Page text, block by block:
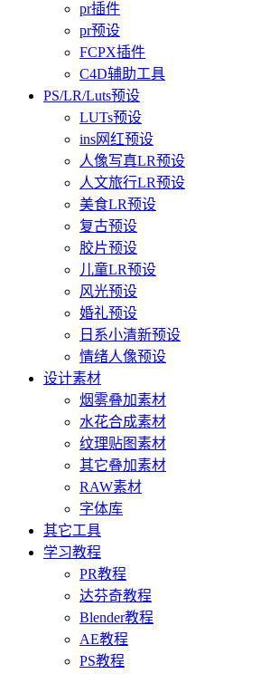
pr插件
pr预设
FCPX插件
C4D辅助工具
PS/LR/Luts预设
LUTs预设
ins网红预设
人像写真LR预设
人文旅行LR预设
美食LR预设
复古预设
胶片预设
儿童LR预设
风光预设
婚礼预设
日系小清新预设
情绪人像预设
设计素材
烟雾叠加素材
水花合成素材
纹理贴图素材
其它叠加素材
RAW素材
字体库
其它工具
学习教程
PR教程
达芬奇教程
Blender教程
AE教程
PS教程